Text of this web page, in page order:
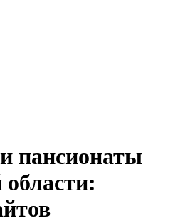
пансионаты